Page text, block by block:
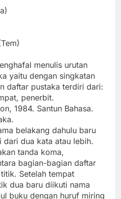
menulis urutan
yaitu dengan singkatan
daftar pustaka terdiri dari:
penerbit.
1984. Santun Bahasa.
belakang dahulu baru
dari dua kata atau lebih.
tanda koma,
bagian-bagian daftar
Setelah tempat
dua baru diikuti nama
buku dengan huruf miring